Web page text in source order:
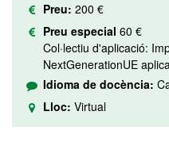
Preu: 200 €
Preu especial 60 €
Col·lectiu d'aplicació:
NextGenerationUE
Idioma de docència:
Lloc: Virtual